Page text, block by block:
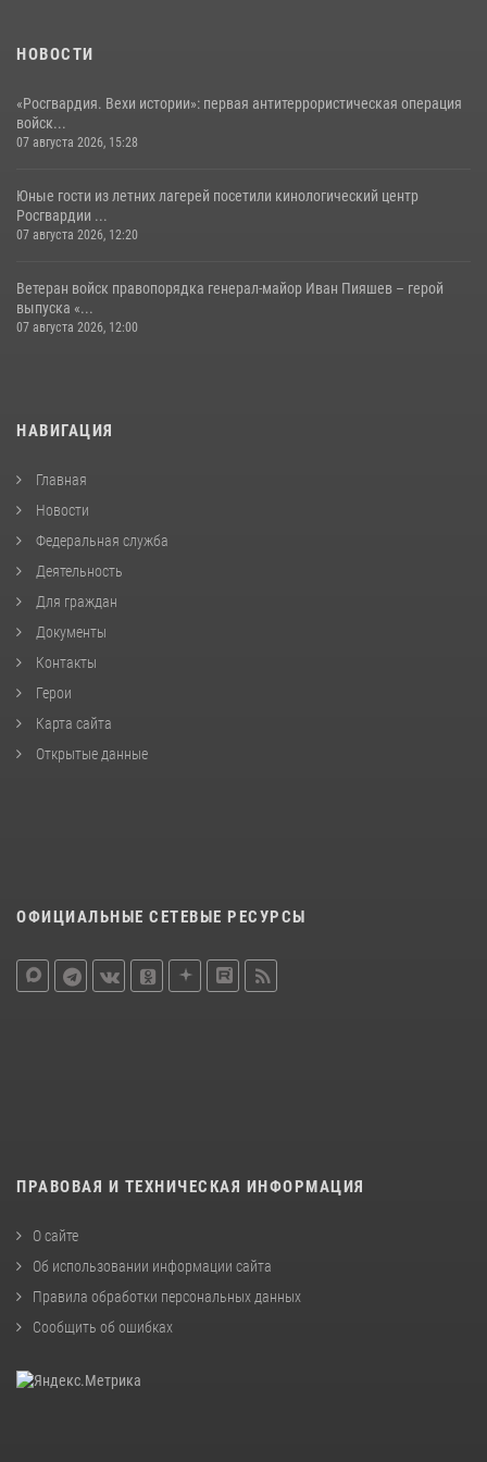
НОВОСТИ
«Росгвардия. Вехи истории»: первая антитеррористическая операция
войск...
07 августа 2026, 15:28
Юные гости из летних лагерей посетили кинологический центр
Росгвардии ...
07 августа 2026, 12:20
Ветеран войск правопорядка генерал-майор Иван Пияшев – герой
выпуска «...
07 августа 2026, 12:00
НАВИГАЦИЯ
Главная
Новости
Федеральная служба
Деятельность
Для граждан
Документы
Контакты
Герои
Карта сайта
Открытые данные
ОФИЦИАЛЬНЫЕ СЕТЕВЫЕ РЕСУРСЫ
ПРАВОВАЯ И ТЕХНИЧЕСКАЯ ИНФОРМАЦИЯ
О сайте
Об использовании информации сайта
Правила обработки персональных данных
Сообщить об ошибках